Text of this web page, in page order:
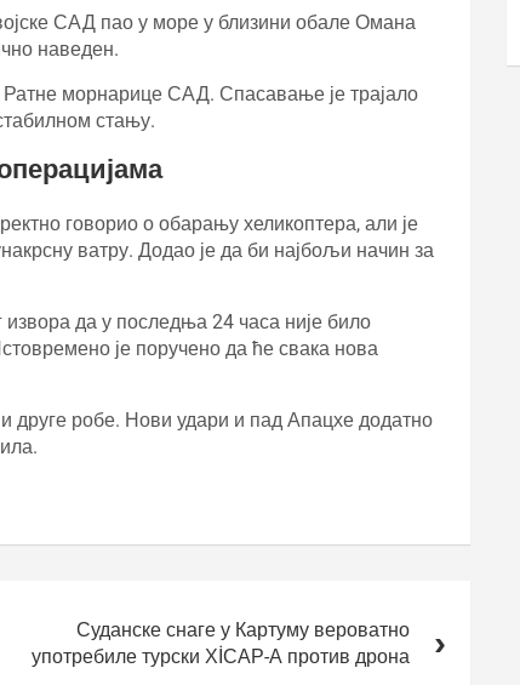
САД пао у море у близини обале Омана
наведен.
морнарице САД. Спасавање је трајало
стању.
говорио о обарању хеликоптера, али је
ватру. Додао је да би најбољи начин за
извора да у последња 24 часа није било
је поручено да ће свака нова
друге робе. Нови удари и пад Апацхе додатно
Суданске снаге у Картуму вероватно
употребиле турски ХİСАР-А против дрона